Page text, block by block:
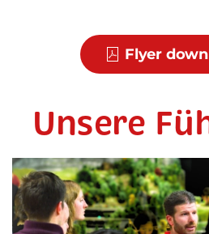
Flyer
Unsere